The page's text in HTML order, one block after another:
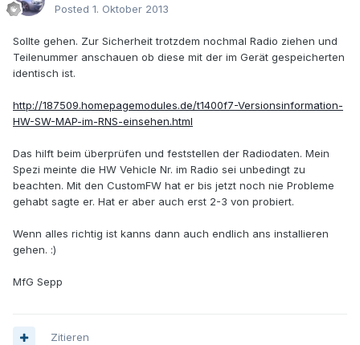
Posted 1. Oktober 2013
Sollte gehen. Zur Sicherheit trotzdem nochmal Radio ziehen und
Teilenummer anschauen ob diese mit der im Gerät gespeicherten
identisch ist.
http://187509.homepagemodules.de/t1400f7-Versionsinformation-
HW-SW-MAP-im-RNS-einsehen.html
Das hilft beim überprüfen und feststellen der Radiodaten. Mein
Spezi meinte die HW Vehicle Nr. im Radio sei unbedingt zu
beachten. Mit den CustomFW hat er bis jetzt noch nie Probleme
gehabt sagte er. Hat er aber auch erst 2-3 von probiert.
Wenn alles richtig ist kanns dann auch endlich ans installieren
gehen. :)
MfG Sepp
Zitieren